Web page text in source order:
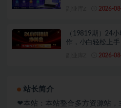
2026-
（19819期）24
作，小白轻松上
2026-
站长简介
❤本站：本站整合多方资源站，